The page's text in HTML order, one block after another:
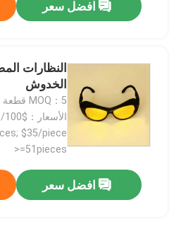
افضل سعر
النظارات
الخدوش
MOQ：5 قطعة
$35/piece
>=51pieces
افضل سعر